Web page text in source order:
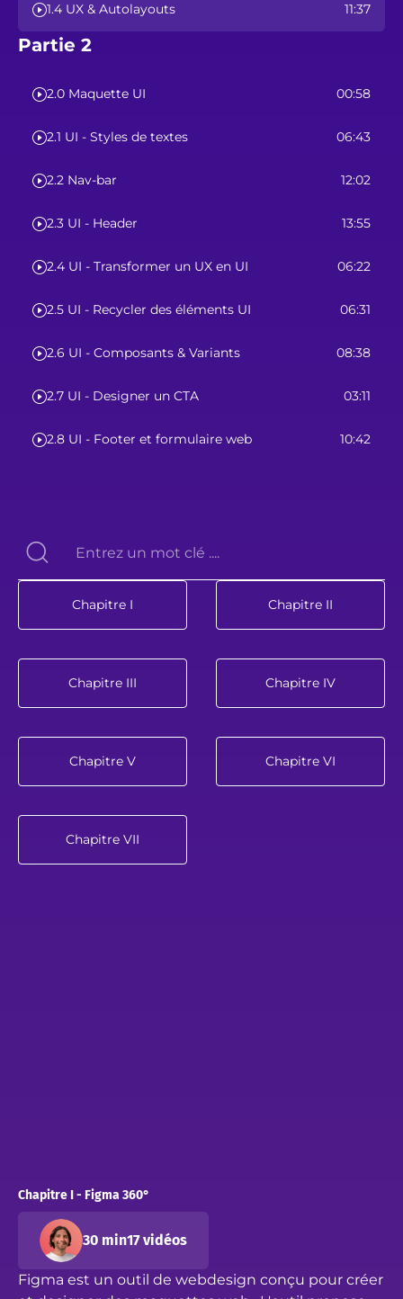
1.4 UX & Autolayouts 11:37
Partie 2
2.0 Maquette UI 00:58
2.1 UI - Styles de textes 06:43
2.2 Nav-bar 12:02
2.3 UI - Header 13:55
2.4 UI - Transformer un UX en UI 06:22
2.5 UI - Recycler des éléments UI 06:31
2.6 UI - Composants & Variants 08:38
2.7 UI - Designer un CTA 03:11
2.8 UI - Footer et formulaire web 10:42
Chapitre I Chapitre II
Chapitre III Chapitre IV
Chapitre V Chapitre VI
Chapitre VII
Chapitre I - Figma 360°
30 min17 vidéos
Figma est un outil de webdesign conçu pour créer